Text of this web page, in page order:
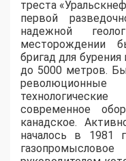
треста
первой
надежной
месторождении
бригад для
до 5000 метров.
современное
канадское.
началось в 1981